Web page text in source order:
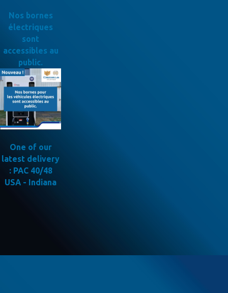
Nos bornes
électriques
sont
accessibles au
public.
One of our
latest delivery
: PAC 40/48
USA - Indiana